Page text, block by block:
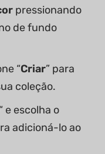
pressionando
de fundo
“Criar” para
coleção.
e escolha o
adicioná-lo ao